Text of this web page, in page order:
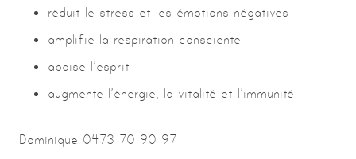
réduit le stress et les émotions négatives
amplifie la respiration consciente
apaise l’esprit
augmente l’énergie, la vitalité et l’immunité
Dominique 0473 70 90 97